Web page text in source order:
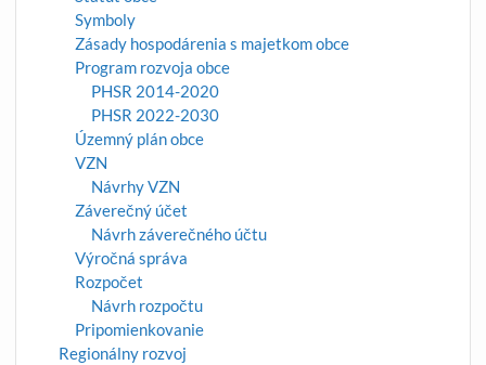
Symboly
Zásady hospodárenia s majetkom obce
Program rozvoja obce
PHSR 2014-2020
PHSR 2022-2030
Územný plán obce
VZN
Návrhy VZN
Záverečný účet
Návrh záverečného účtu
Výročná správa
Rozpočet
Návrh rozpočtu
Pripomienkovanie
Regionálny rozvoj